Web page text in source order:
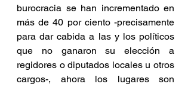
burocracia se han incrementado en
más de 40 por ciento -precisamente
para dar cabida a las y los políticos
que no ganaron su elección a
regidores o diputados locales u otros
cargos-, ahora los lugares son